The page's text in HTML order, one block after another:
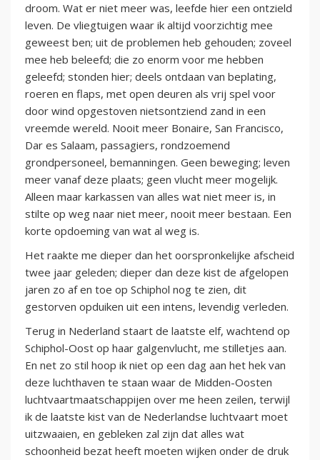
droom. Wat er niet meer was, leefde hier een ontzield
leven. De vliegtuigen waar ik altijd voorzichtig mee
geweest ben; uit de problemen heb gehouden; zoveel
mee heb beleefd; die zo enorm voor me hebben
geleefd; stonden hier; deels ontdaan van beplating,
roeren en flaps, met open deuren als vrij spel voor
door wind opgestoven nietsontziend zand in een
vreemde wereld. Nooit meer Bonaire, San Francisco,
Dar es Salaam, passagiers, rondzoemend
grondpersoneel, bemanningen. Geen beweging; leven
meer vanaf deze plaats; geen vlucht meer mogelijk.
Alleen maar karkassen van alles wat niet meer is, in
stilte op weg naar niet meer, nooit meer bestaan. Een
korte opdoeming van wat al weg is.
Het raakte me dieper dan het oorspronkelijke afscheid
twee jaar geleden; dieper dan deze kist de afgelopen
jaren zo af en toe op Schiphol nog te zien, dit
gestorven opduiken uit een intens, levendig verleden.
Terug in Nederland staart de laatste elf, wachtend op
Schiphol-Oost op haar galgenvlucht, me stilletjes aan.
En net zo stil hoop ik niet op een dag aan het hek van
deze luchthaven te staan waar de Midden-Oosten
luchtvaartmaatschappijen over me heen zeilen, terwijl
ik de laatste kist van de Nederlandse luchtvaart moet
uitzwaaien, en gebleken zal zijn dat alles wat
schoonheid bezat heeft moeten wijken onder de druk